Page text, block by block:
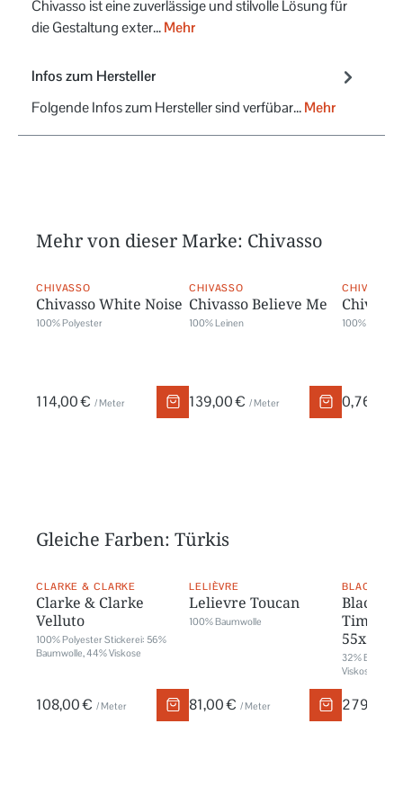
Chivasso ist eine zuverlässige und stilvolle Lösung für
die Gestaltung exter…Mehr
Infos zum Hersteller
Folgende Infos zum Hersteller sind verfübar...Mehr
Mehr von dieser Marke: Chivasso
CHIVASSO
Chivasso White Noise
100% Polyester
114,00 € / Meter
CHIVASSO
Chivasso Believe Me
100% Leinen
139,00 € / Meter
CHIVASSO
100%
0,76 €
Gleiche Farben: Türkis
CLARKE & CLARKE
Clarke & Clarke
Velluto
100% Polyester Stickerei: 56%
Baumwolle, 44% Viskose
108,00 € / Meter
LELIÈVRE
Lelievre Toucan
100% Baumwolle
81,00 € / Meter
BLACK
Black
Timor
55x55cm
32%
Viskose, 18%
279,00 €